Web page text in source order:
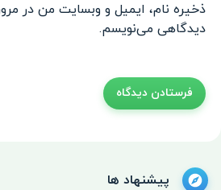
ذخیره نام، ایمیل و وبسایت من در
دیدگاهی می‌نویسم.
پیشنهاد ها